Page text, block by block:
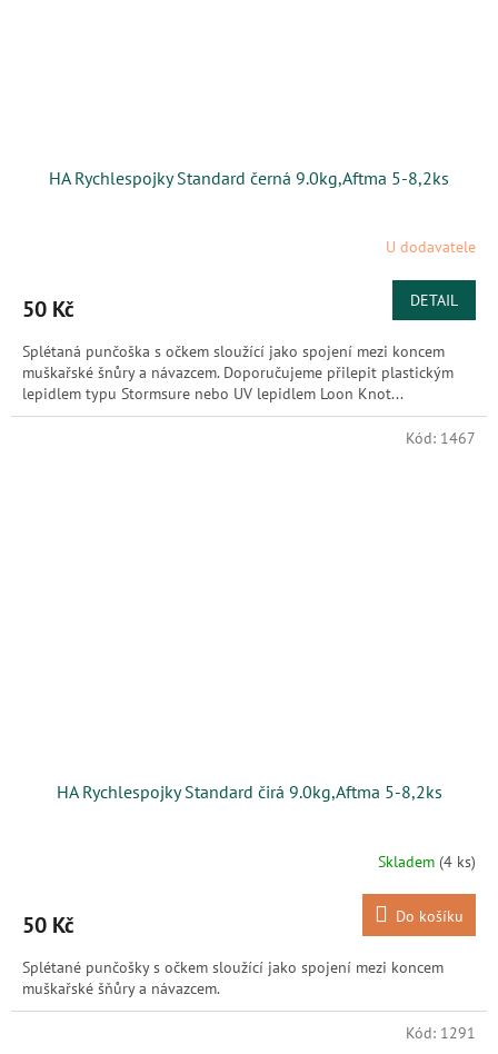
HA Rychlespojky Standard černá 9.0kg,Aftma 5-8,2ks
U dodavatele
50 Kč DETAIL
Splétaná punčoška s očkem sloužící jako spojení mezi koncem
muškařské šnůry a návazcem. Doporučujeme přilepit plastickým
lepidlem typu Stormsure nebo UV lepidlem Loon Knot...
HA Rychlespojky Standard čirá 9.0kg,Aftma 5-8,2ks
Skladem (4 ks)
50 Kč Do košíku
Splétané punčošky s očkem sloužící jako spojení mezi koncem
muškařské šňůry a návazcem.
Kód: 1467
Kód: 1291